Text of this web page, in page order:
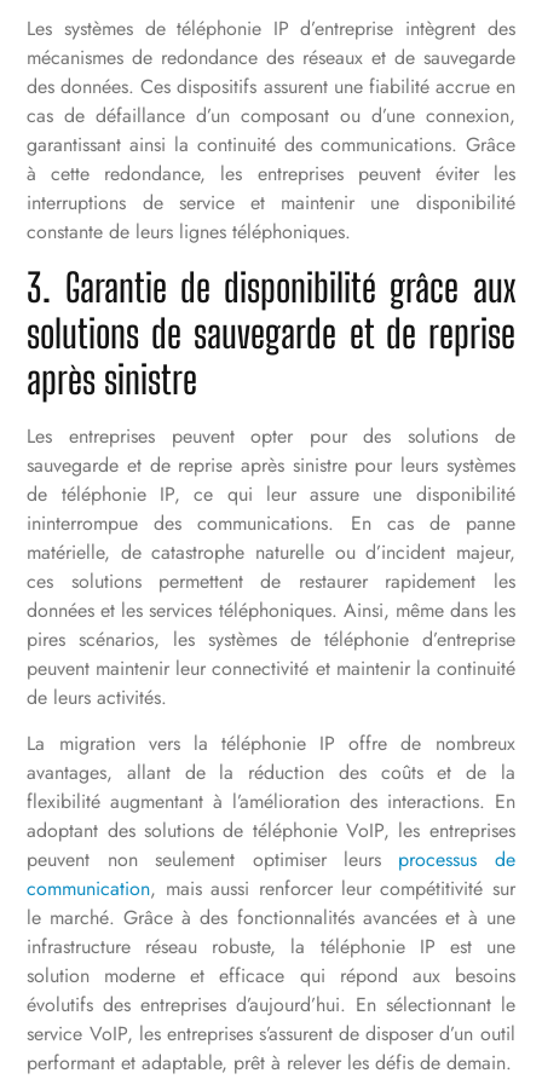
Les systèmes de téléphonie IP d’entreprise intègrent des
mécanismes de redondance des réseaux et de sauvegarde
des données. Ces dispositifs assurent une fiabilité accrue en
cas de défaillance d’un composant ou d’une connexion,
garantissant ainsi la continuité des communications. Grâce
à cette redondance, les entreprises peuvent éviter les
interruptions de service et maintenir une disponibilité
constante de leurs lignes téléphoniques.
3. Garantie de disponibilité grâce aux
solutions de sauvegarde et de reprise
après sinistre
Les entreprises peuvent opter pour des solutions de
sauvegarde et de reprise après sinistre pour leurs systèmes
de téléphonie IP, ce qui leur assure une disponibilité
ininterrompue des communications. En cas de panne
matérielle, de catastrophe naturelle ou d’incident majeur,
ces solutions permettent de restaurer rapidement les
données et les services téléphoniques. Ainsi, même dans les
pires scénarios, les systèmes de téléphonie d’entreprise
peuvent maintenir leur connectivité et maintenir la continuité
de leurs activités.
La migration vers la téléphonie IP offre de nombreux
avantages, allant de la réduction des coûts et de la
flexibilité augmentant à l’amélioration des interactions. En
adoptant des solutions de téléphonie VoIP, les entreprises
peuvent non seulement optimiser leurs processus de
communication, mais aussi renforcer leur compétitivité sur
le marché. Grâce à des fonctionnalités avancées et à une
infrastructure réseau robuste, la téléphonie IP est une
solution moderne et efficace qui répond aux besoins
évolutifs des entreprises d’aujourd’hui. En sélectionnant le
service VoIP, les entreprises s’assurent de disposer d’un outil
performant et adaptable, prêt à relever les défis de demain.